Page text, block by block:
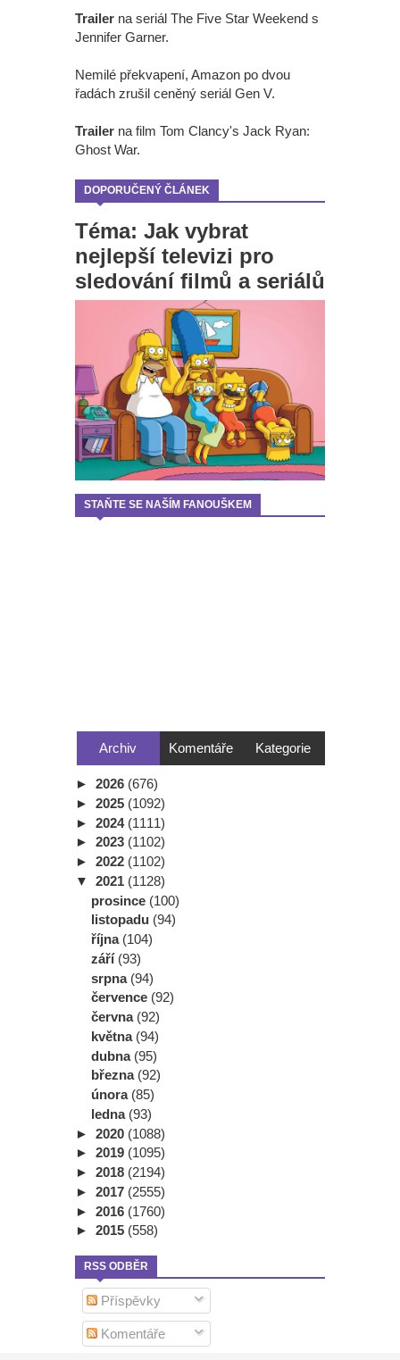
Trailer na seriál The Five Star Weekend s
Jennifer Garner.
Nemilé překvapení, Amazon po dvou
řadách zrušil ceněný seriál Gen V.
Trailer na film Tom Clancy's Jack Ryan:
Ghost War.
DOPORUČENÝ ČLÁNEK
Téma: Jak vybrat
nejlepší televizi pro
sledování filmů a seriálů
STAŇTE SE NAŠÍM FANOUŠKEM
Archiv Komentáře Kategorie
► 2026 (676)
► 2025 (1092)
► 2024 (1111)
► 2023 (1102)
► 2022 (1102)
▼ 2021 (1128)
prosince (100)
listopadu (94)
října (104)
září (93)
srpna (94)
července (92)
června (92)
května (94)
dubna (95)
března (92)
února (85)
ledna (93)
► 2020 (1088)
► 2019 (1095)
► 2018 (2194)
► 2017 (2555)
► 2016 (1760)
► 2015 (558)
RSS ODBĚR
Příspěvky
Komentáře